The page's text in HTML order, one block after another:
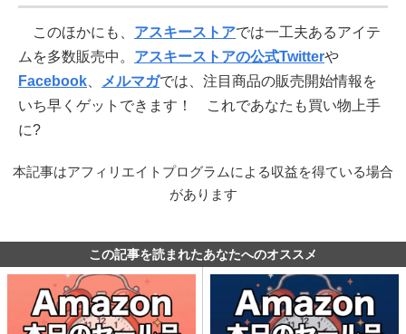
このほかにも、 アスキーストアでは一工夫あるアイテ
ムを多数販売中。 アスキーストアの公式Twitterや
Facebook、 メルマガでは、注目商品の販売開始情報を
いち早くゲットできます！ これであなたも買い物上手
に?
本記事はアフィリエイトプログラムによる収益を得ている場合
があります
この記事を読まれたあなたへのオススメ